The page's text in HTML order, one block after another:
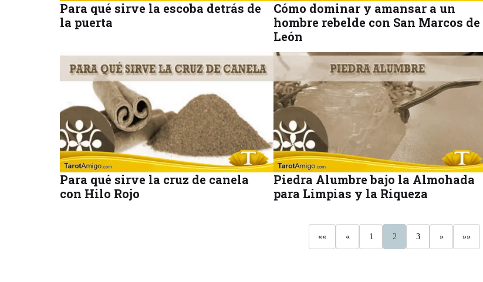
Para qué sirve la escoba detrás de
la puerta
Cómo dominar y amansar a un
hombre rebelde con San Marcos de
León
Para qué sirve la cruz de canela
con Hilo Rojo
Piedra Alumbre bajo la Almohada
para Limpias y la Riqueza
«« « 1 2 3 » »»